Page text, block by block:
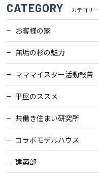
お客様の声
経営理念・
会社案内
KATSUMIの
取り組み
家づくりサポート
土地の上手な探し方
CATEGORY カテゴリー
お客様の家
無垢の杉の魅力
マママイスター活動報告
平屋のススメ
共働き住まい研究所
コラボモデルハウス
建築部